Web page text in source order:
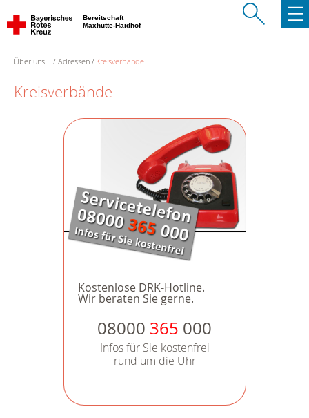
Bereitschaft
Maxhütte-Haidhof
Über uns... Adressen Kreisverbände
Kreisverbände
Kostenlose DRK-Hotline.
Wir beraten Sie gerne.
08000 365 000
Infos für Sie kostenfrei
rund um die Uhr